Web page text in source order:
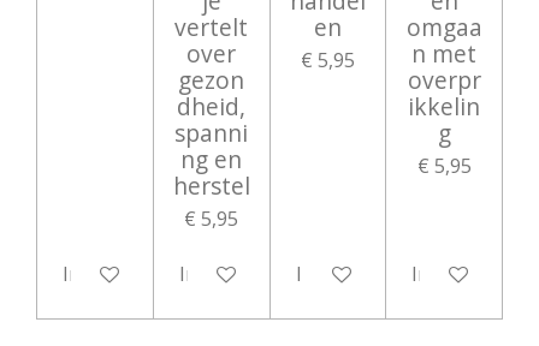
In winkelwagen
vertelt
over
gezon
dheid,
spanni
ng en
herstel
€ 5,95
In winkelwagen
en
€ 5,95
In winkelwagen
omgaa
n met
overpr
ikkelin
g
€ 5,95
In